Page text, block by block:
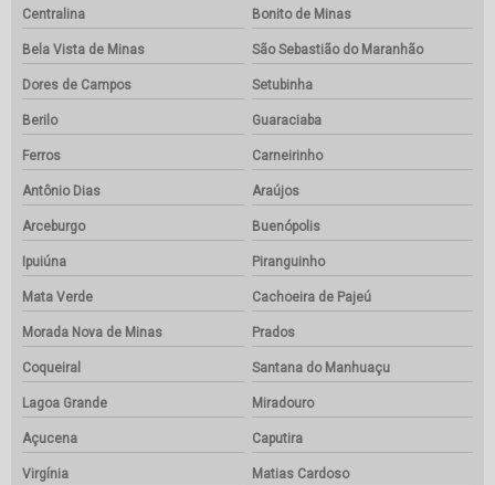
Centralina Bonito de Minas
Bela Vista de Minas São Sebastião do Maranhão
Dores de Campos Setubinha
Berilo Guaraciaba
Ferros Carneirinho
Antônio Dias Araújos
Arceburgo Buenópolis
Ipuiúna Piranguinho
Mata Verde Cachoeira de Pajeú
Morada Nova de Minas Prados
Coqueiral Santana do Manhuaçu
Lagoa Grande Miradouro
Açucena Caputira
Virgínia Matias Cardoso